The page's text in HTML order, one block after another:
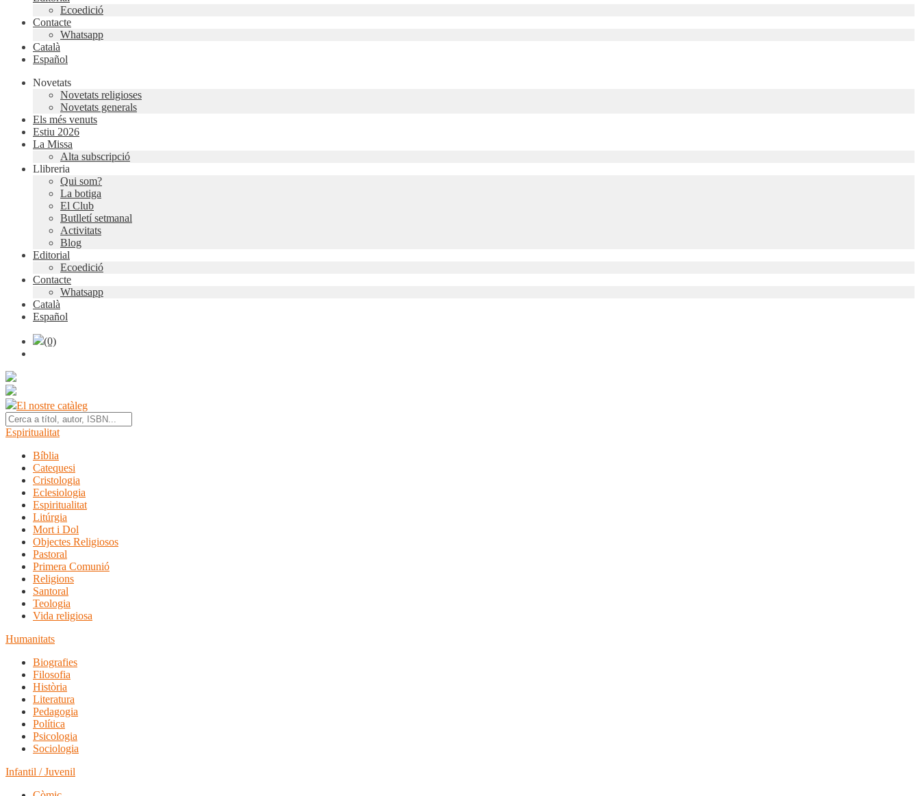
Ecoedició
Contacte
Whatsapp
Català
Español
Novetats
Novetats religioses
Novetats generals
Els més venuts
Estiu 2026
La Missa
Alta subscripció
Llibreria
Qui som?
La botiga
El Club
Butlletí setmanal
Activitats
Blog
Editorial
Ecoedició
Contacte
Whatsapp
Català
Español
(0)
El nostre catàleg
Espiritualitat
Bíblia
Catequesi
Cristologia
Eclesiologia
Espiritualitat
Litúrgia
Mort i Dol
Objectes Religiosos
Pastoral
Primera Comunió
Religions
Santoral
Teologia
Vida religiosa
Humanitats
Biografies
Filosofia
Història
Literatura
Pedagogia
Política
Psicologia
Sociologia
Infantil / Juvenil